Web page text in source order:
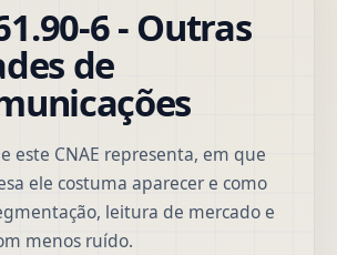
6 - Outras
de
este CNAE representa, em que
ele costuma aparecer e como
leitura de mercado e
menos ruído.